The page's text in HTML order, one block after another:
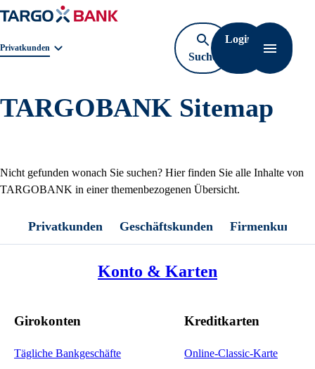
Geschäftsbereichnavigation. Aktuelle Auswahl:
Privatkunden
Suche
öffnen
Login
TARGOBANK Sitemap
Nicht gefunden wonach Sie suchen? Hier finden Sie alle Inhalte von
TARGOBANK in einer themenbezogenen Übersicht.
Privatkunden Geschäftskunden Firmenkunden
Konto & Karten
Girokonten
Tägliche Bankgeschäfte
Kreditkarten
Online-Classic-Karte